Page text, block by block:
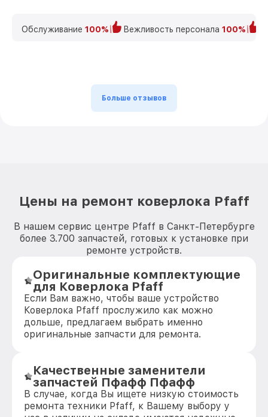
Обслуживание 100% Вежливость персонала 100%
Больше отзывов
Цены на ремонт коверлока Pfaff
В нашем сервис центре Pfaff в Санкт-Петербурге
более 3.700 запчастей, готовых к установке при
ремонте устройств.
Оригинальные комплектующие
для Коверлока Pfaff
Если Вам важно, чтобы ваше устройство
Коверлока Pfaff прослужило как можно
дольше, предлагаем выбрать именно
оригинальные запчасти для ремонта.
Качественные заменители
запчастей Пфафф Пфафф
В случае, когда Вы ищете низкую стоимость
ремонта техники Pfaff, к Вашему выбору у